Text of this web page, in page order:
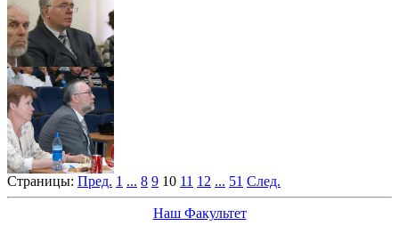
Страницы: Пред. 1 ... 8 9 10 11 12 ... 51 След.
Наш Факультет